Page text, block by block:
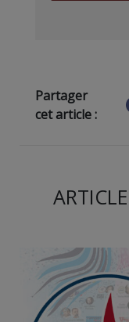
Partager
cet article :